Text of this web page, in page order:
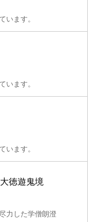
います。
います。
います。
徳遊鬼境
力した学僧朗澄